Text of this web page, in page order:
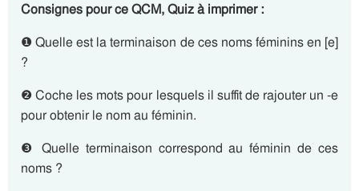
Consignes pour ce QCM, Quiz à imprimer :
❶ Quelle est la terminaison de ces noms féminins en [e]
?
❷ Coche les mots pour lesquels il suffit de rajouter un -e
pour obtenir le nom au féminin.
❸ Quelle terminaison correspond au féminin de ces
noms ?